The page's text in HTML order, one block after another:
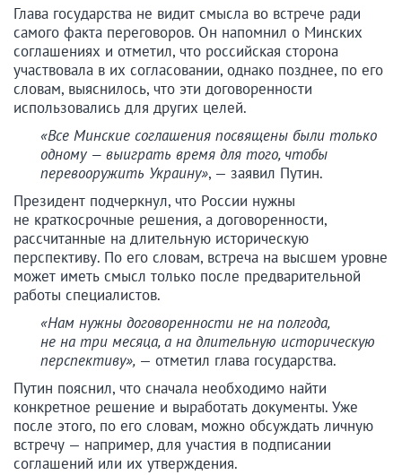
Глава государства не видит смысла во встрече ради
самого факта переговоров. Он напомнил о Минских
соглашениях и отметил, что российская сторона
участвовала в их согласовании, однако позднее, по его
словам, выяснилось, что эти договоренности
использовались для других целей.
«Все Минские соглашения посвящены были только
одному — выиграть время для того, чтобы
перевооружить Украину», — заявил Путин.
Президент подчеркнул, что России нужны
не краткосрочные решения, а договоренности,
рассчитанные на длительную историческую
перспективу. По его словам, встреча на высшем уровне
может иметь смысл только после предварительной
работы специалистов.
«Нам нужны договоренности не на полгода,
не на три месяца, а на длительную историческую
перспективу», — отметил глава государства.
Путин пояснил, что сначала необходимо найти
конкретное решение и выработать документы. Уже
после этого, по его словам, можно обсуждать личную
встречу — например, для участия в подписании
соглашений или их утверждения.